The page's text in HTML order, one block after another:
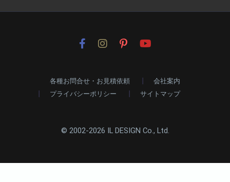
各種お問合せ・お見積依頼
会社案内
プライバシーポリシー
サイトマップ
© 2002-2026 IL DESIGN Co., Ltd.